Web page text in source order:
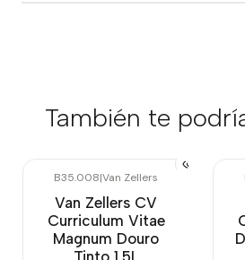
También te
B35.008|Van Zellers
Van Zellers CV
Curriculum Vitae
Magnum Douro
Tinto 1.5L